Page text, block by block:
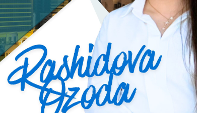
Ishonch — bu tuyg‘u odamda bir marta bo‘ladi.
Go‘yo umrdek. Axir inson hayoti ham bir marta beriladi. Menimcha,
qaytarilmaydi. Ishonchni bir shisha idishga o‘xshatish mumkin.
bo‘lmaydi. Har qancha urinsangiz ham, uning sinig‘i, yorig‘i, izi
yirtilsa, yelimlab qo‘yish mumkin, lekin izlari baribir ko‘rinib turadi.
ilgari bo‘lgan shaklida qaytmaydi.